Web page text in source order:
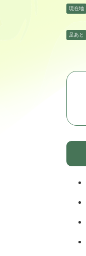
現在地
足あと